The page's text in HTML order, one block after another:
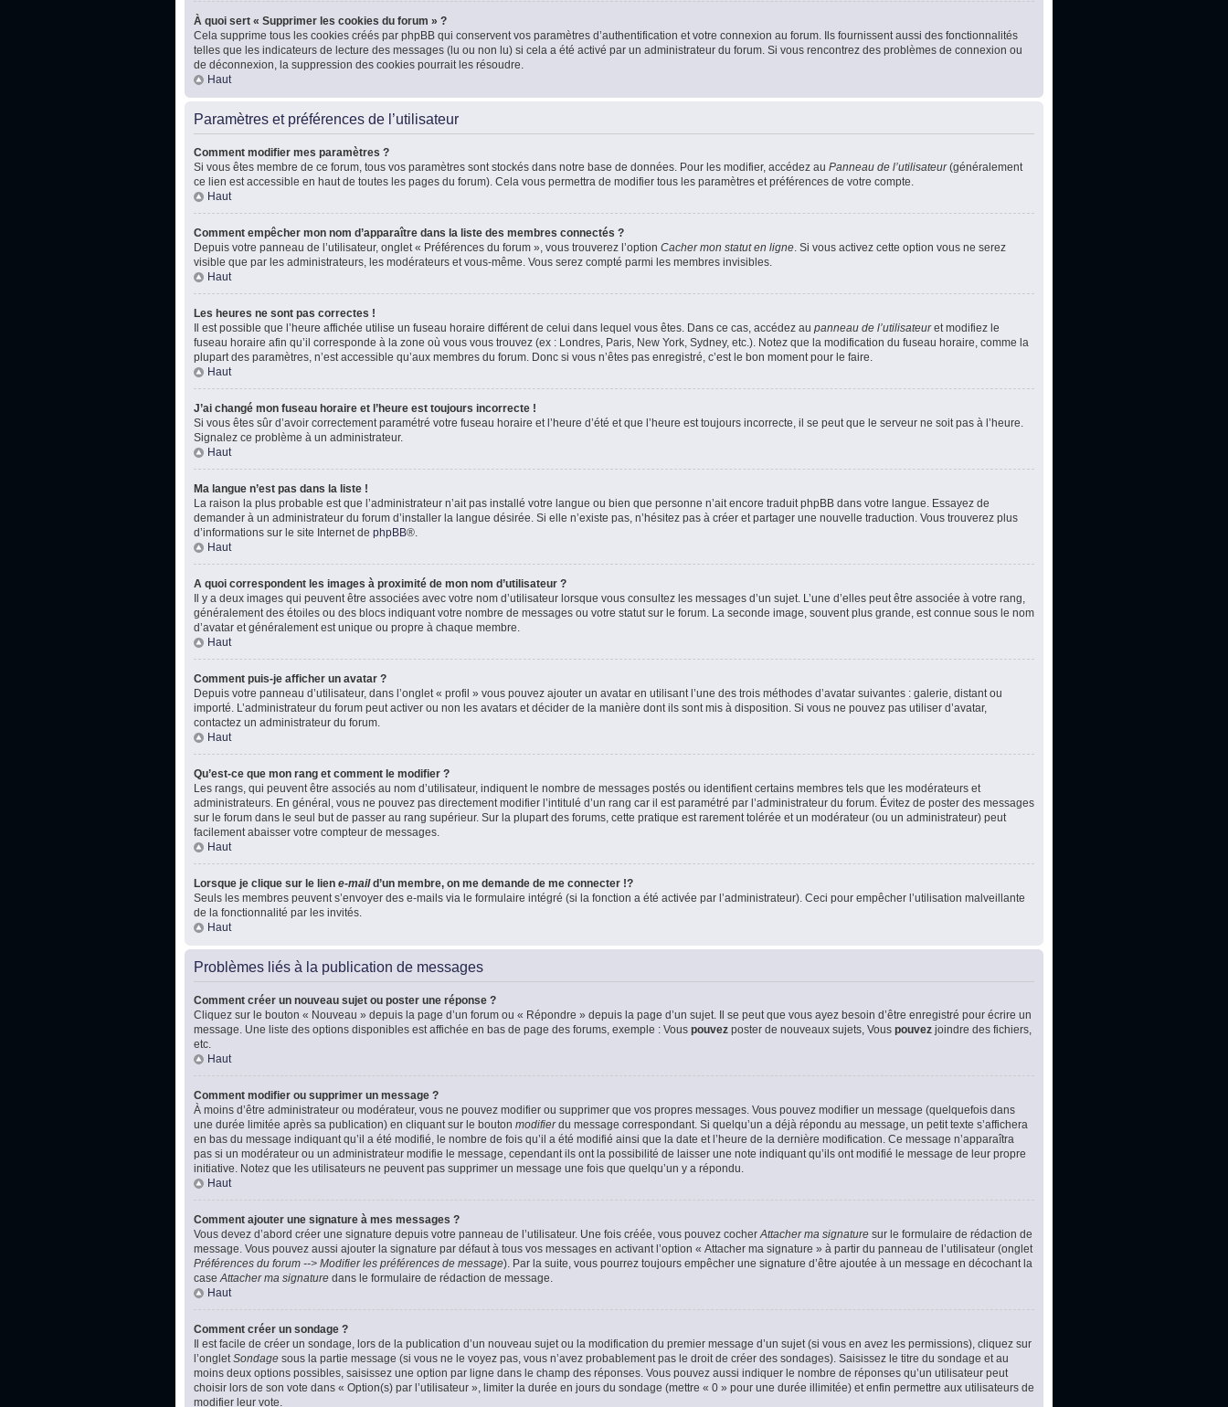
À quoi sert « Supprimer les cookies du forum » ?
Cela supprime tous les cookies créés par phpBB qui conservent vos paramètres d’authentification et votre connexion au forum. Ils fournissent aussi des fonctionnalités
telles que les indicateurs de lecture des messages (lu ou non lu) si cela a été activé par un administrateur du forum. Si vous rencontrez des problèmes de connexion ou
de déconnexion, la suppression des cookies pourrait les résoudre.
Haut
Paramètres et préférences de l’utilisateur
Comment modifier mes paramètres ?
Si vous êtes membre de ce forum, tous vos paramètres sont stockés dans notre base de données. Pour les modifier, accédez au Panneau de l’utilisateur(généralement
ce lien est accessible en haut de toutes les pages du forum). Cela vous permettra de modifier tous les paramètres et préférences de votre compte.
Haut
Comment empêcher mon nom d’apparaître dans la liste des membres connectés ?
Depuis votre panneau de l’utilisateur, onglet « Préférences du forum », vous trouverez l’option Cacher mon statut en ligne. Si vous activez cette option vous ne serez
visible que par les administrateurs, les modérateurs et vous-même. Vous serez compté parmi les membres invisibles.
Haut
Les heures ne sont pas correctes !
Il est possible que l’heure affichée utilise un fuseau horaire différent de celui dans lequel vous êtes. Dans ce cas, accédez au panneau de l’utilisateuret modifiez le
fuseau horaire afin qu’il corresponde à la zone où vous vous trouvez (ex : Londres, Paris, New York, Sydney, etc.). Notez que la modification du fuseau horaire, comme la
plupart des paramètres, n’est accessible qu’aux membres du forum. Donc si vous n’êtes pas enregistré, c’est le bon moment pour le faire.
Haut
J’ai changé mon fuseau horaire et l’heure est toujours incorrecte !
Si vous êtes sûr d’avoir correctement paramétré votre fuseau horaire et l’heure d’été et que l’heure est toujours incorrecte, il se peut que le serveur ne soit pas à l’heure.
Signalez ce problème à un administrateur.
Haut
Ma langue n’est pas dans la liste !
La raison la plus probable est que l’administrateur n’ait pas installé votre langue ou bien que personne n’ait encore traduit phpBB dans votre langue. Essayez de
demander à un administrateur du forum d’installer la langue désirée. Si elle n’existe pas, n’hésitez pas à créer et partager une nouvelle traduction. Vous trouverez plus
d’informations sur le site Internet de phpBB®.
Haut
A quoi correspondent les images à proximité de mon nom d’utilisateur ?
Il y a deux images qui peuvent être associées avec votre nom d’utilisateur lorsque vous consultez les messages d’un sujet. L’une d’elles peut être associée à votre rang,
généralement des étoiles ou des blocs indiquant votre nombre de messages ou votre statut sur le forum. La seconde image, souvent plus grande, est connue sous le nom
d’avatar et généralement est unique ou propre à chaque membre.
Haut
Comment puis-je afficher un avatar ?
Depuis votre panneau d’utilisateur, dans l’onglet « profil » vous pouvez ajouter un avatar en utilisant l’une des trois méthodes d’avatar suivantes : galerie, distant ou
importé. L’administrateur du forum peut activer ou non les avatars et décider de la manière dont ils sont mis à disposition. Si vous ne pouvez pas utiliser d’avatar,
contactez un administrateur du forum.
Haut
Qu’est-ce que mon rang et comment le modifier ?
Les rangs, qui peuvent être associés au nom d’utilisateur, indiquent le nombre de messages postés ou identifient certains membres tels que les modérateurs et
administrateurs. En général, vous ne pouvez pas directement modifier l’intitulé d’un rang car il est paramétré par l’administrateur du forum. Évitez de poster des messages
sur le forum dans le seul but de passer au rang supérieur. Sur la plupart des forums, cette pratique est rarement tolérée et un modérateur (ou un administrateur) peut
facilement abaisser votre compteur de messages.
Haut
Lorsque je clique sur le lien e-maild’un membre, on me demande de me connecter !?
Seuls les membres peuvent s’envoyer des e-mails via le formulaire intégré (si la fonction a été activée par l’administrateur). Ceci pour empêcher l’utilisation malveillante
de la fonctionnalité par les invités.
Haut
Problèmes liés à la publication de messages
Comment créer un nouveau sujet ou poster une réponse ?
Cliquez sur le bouton « Nouveau » depuis la page d’un forum ou « Répondre » depuis la page d’un sujet. Il se peut que vous ayez besoin d’être enregistré pour écrire un
message. Une liste des options disponibles est affichée en bas de page des forums, exemple : Vous pouvez poster de nouveaux sujets, Vous pouvez joindre des fichiers,
etc.
Haut
Comment modifier ou supprimer un message ?
À moins d’être administrateur ou modérateur, vous ne pouvez modifier ou supprimer que vos propres messages. Vous pouvez modifier un message (quelquefois dans
une durée limitée après sa publication) en cliquant sur le bouton modifierdu message correspondant. Si quelqu’un a déjà répondu au message, un petit texte s’affichera
en bas du message indiquant qu’il a été modifié, le nombre de fois qu’il a été modifié ainsi que la date et l’heure de la dernière modification. Ce message n’apparaîtra
pas si un modérateur ou un administrateur modifie le message, cependant ils ont la possibilité de laisser une note indiquant qu’ils ont modifié le message de leur propre
initiative. Notez que les utilisateurs ne peuvent pas supprimer un message une fois que quelqu’un y a répondu.
Haut
Comment ajouter une signature à mes messages ?
Vous devez d’abord créer une signature depuis votre panneau de l’utilisateur. Une fois créée, vous pouvez cocherAttacher ma signature sur le formulaire de rédaction de
message. Vous pouvez aussi ajouter la signature par défaut à tous vos messages en activant l’option « Attacher ma signature » à partir du panneau de l’utilisateur (onglet
Préférences du forum --> Modifier les préférences de message). Par la suite, vous pourrez toujours empêcher une signature d’être ajoutée à un message en décochant la
caseAttacher ma signature dans le formulaire de rédaction de message.
Haut
Comment créer un sondage ?
Il est facile de créer un sondage, lors de la publication d’un nouveau sujet ou la modification du premier message d’un sujet (si vous en avez les permissions), cliquez sur
l’ongletSondage sous la partie message (si vous ne le voyez pas, vous n’avez probablement pas le droit de créer des sondages). Saisissez le titre du sondage et au
moins deux options possibles, saisissez une option par ligne dans le champ des réponses. Vous pouvez aussi indiquer le nombre de réponses qu’un utilisateur peut
choisir lors de son vote dans « Option(s) par l’utilisateur », limiter la durée en jours du sondage (mettre « 0 » pour une durée illimitée) et enfin permettre aux utilisateurs de
modifier leur vote.